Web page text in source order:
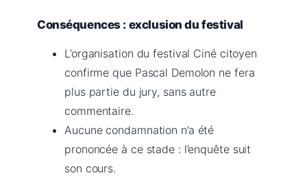
Conséquences : exclusion du festival
L’organisation du festival Ciné citoyen
confirme que Pascal Demolon ne fera
plus partie du jury, sans autre
commentaire.
Aucune condamnation n’a été
prononcée à ce stade : l’enquête suit
son cours.